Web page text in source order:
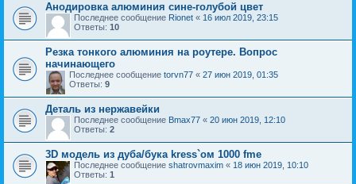
Анодировка алюминия сине-голубой цвет
Последнее сообщение Rionet « 16 июл 2019, 23:15
Ответы: 10
Резка тонкого алюминия на роутере. Вопрос
начинающего
Последнее сообщение torvn77 « 27 июн 2019, 01:35
Ответы: 9
Деталь из нержавейки
Последнее сообщение Bmax77 « 20 июн 2019, 12:10
Ответы: 2
3D модель из дуба/бука kress`ом 1000 fme
Последнее сообщение shatrovmaxim « 18 июн 2019, 10:10
Ответы: 1